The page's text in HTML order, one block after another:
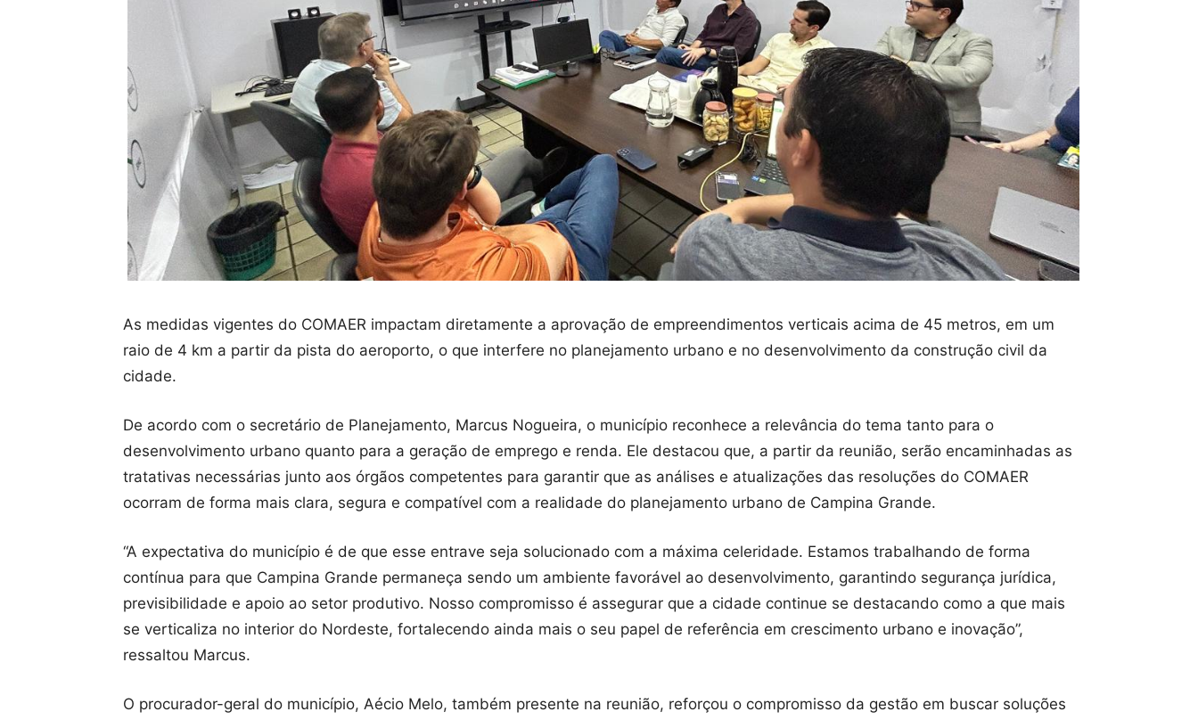
As medidas vigentes do COMAER impactam diretamente a aprovação de empreendimentos verticais acima de 45 metros, em um
raio de 4 km a partir da pista do aeroporto, o que interfere no planejamento urbano e no desenvolvimento da construção civil da
cidade.
De acordo com o secretário de Planejamento, Marcus Nogueira, o município reconhece a relevância do tema tanto para o
desenvolvimento urbano quanto para a geração de emprego e renda. Ele destacou que, a partir da reunião, serão encaminhadas as
tratativas necessárias junto aos órgãos competentes para garantir que as análises e atualizações das resoluções do COMAER
ocorram de forma mais clara, segura e compatível com a realidade do planejamento urbano de Campina Grande.
“A expectativa do município é de que esse entrave seja solucionado com a máxima celeridade. Estamos trabalhando de forma
contínua para que Campina Grande permaneça sendo um ambiente favorável ao desenvolvimento, garantindo segurança jurídica,
previsibilidade e apoio ao setor produtivo. Nosso compromisso é assegurar que a cidade continue se destacando como a que mais
se verticaliza no interior do Nordeste, fortalecendo ainda mais o seu papel de referência em crescimento urbano e inovação”,
ressaltou Marcus.
O procurador-geral do município, Aécio Melo, também presente na reunião, reforçou o compromisso da gestão em buscar soluções